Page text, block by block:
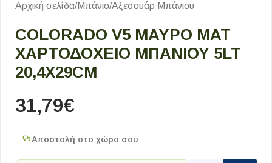
Αρχική σελίδα/Μπάνιο/Αξεσουάρ Μπάνιου
COLORADO V5 ΜΑΥΡΟ ΜΑΤ
ΧΑΡΤΟΔΟΧΕΙΟ ΜΠΑΝΙΟΥ 5LT
20,4Χ29CM
31,79€
Αποστολή στο χώρο σου